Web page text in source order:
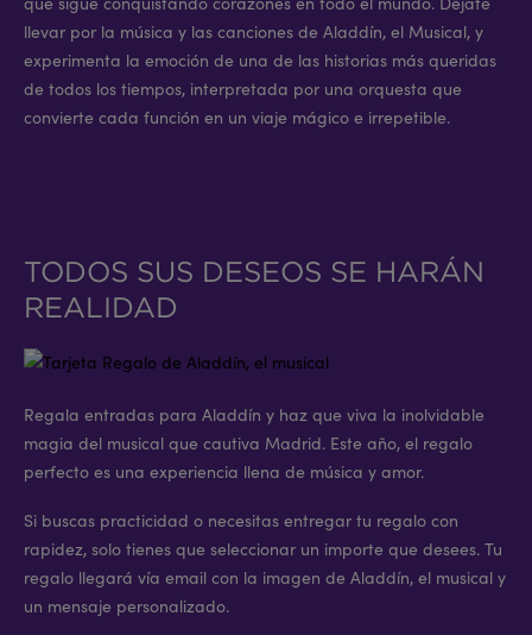
llevar por la música y las canciones de Aladdín, el Musical, y
experimenta la emoción de una de las historias más queridas
de todos los tiempos, interpretada por una orquesta que
convierte cada función en un viaje mágico e irrepetible.
Regala entradas para Aladdín y haz que viva la inolvidable
magia del musical que cautiva Madrid. Este año, el regalo
perfecto es una experiencia llena de música y amor.
Si buscas practicidad o necesitas entregar tu regalo con
rapidez, solo tienes que seleccionar un importe que desees. Tu
regalo llegará vía email con la imagen de Aladdín, el musical y
un mensaje personalizado.
TODOS SUS DESEOS SE HARÁN
REALIDAD